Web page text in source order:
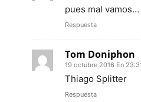
pues mal vamos…
Respuesta
Tom Doniphon
19 octubre 2016 En
Thiago Splitter
Respuesta